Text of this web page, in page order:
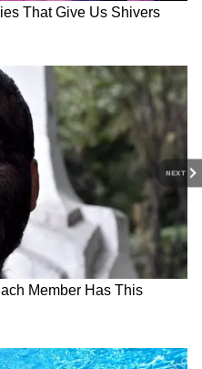
NEXT
আগ বাড়িয়ে ভোট
আমার"
Annapurna Bhandar: কারা
শুভেন্দু অধিকারী